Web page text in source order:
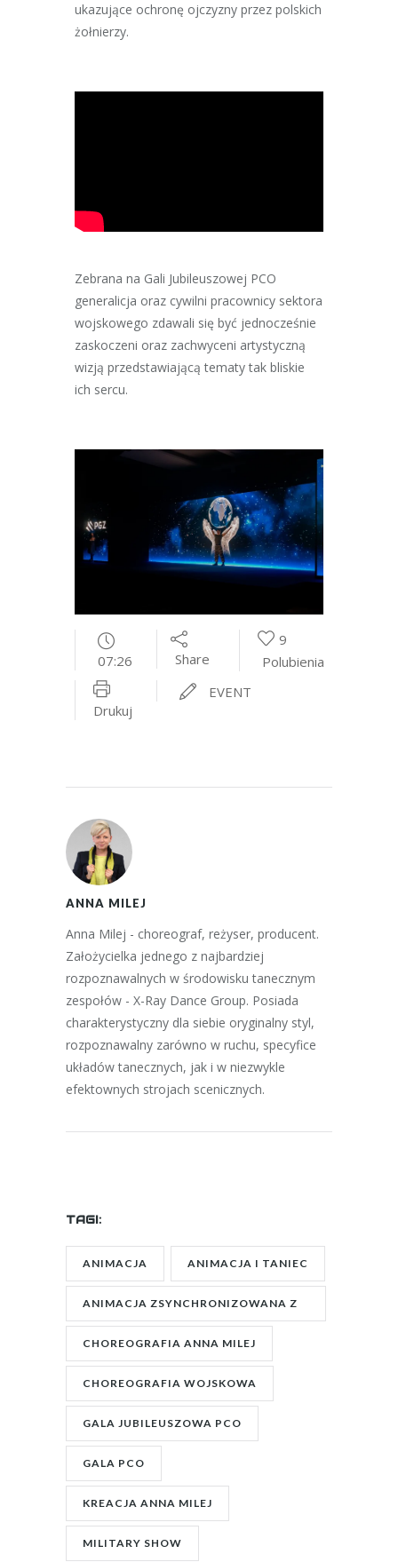
ukazujące ochronę ojczyzny przez polskich
żołnierzy.
Zebrana na Gali Jubileuszowej PCO
generalicja oraz cywilni pracownicy sektora
wojskowego zdawali się być jednocześnie
zaskoczeni oraz zachwyceni artystyczną
wizją przedstawiającą tematy tak bliskie
ich sercu.
07:26 Share
9
Polubienia
Drukuj
EVENT
ANNA MILEJ
Anna Milej - choreograf, reżyser, producent.
Założycielka jednego z najbardziej
rozpoznawalnych w środowisku tanecznym
zespołów - X-Ray Dance Group. Posiada
charakterystyczny dla siebie oryginalny styl,
rozpoznawalny zarówno w ruchu, specyfice
układów tanecznych, jak i w niezwykle
efektownych strojach scenicznych.
TAGI:
ANIMACJA ANIMACJA I TANIEC
ANIMACJA ZSYNCHRONIZOWANA Z
CHOREOGRAFIA ANNA MILEJ
CHOREOGRAFIA WOJSKOWA
GALA JUBILEUSZOWA PCO
GALA PCO
KREACJA ANNA MILEJ
MILITARY SHOW